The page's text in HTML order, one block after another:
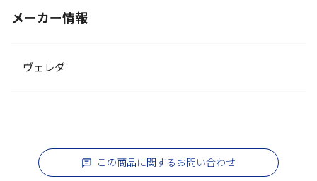
メーカー情報
ヴェレダ
この商品に関するお問い合わせ